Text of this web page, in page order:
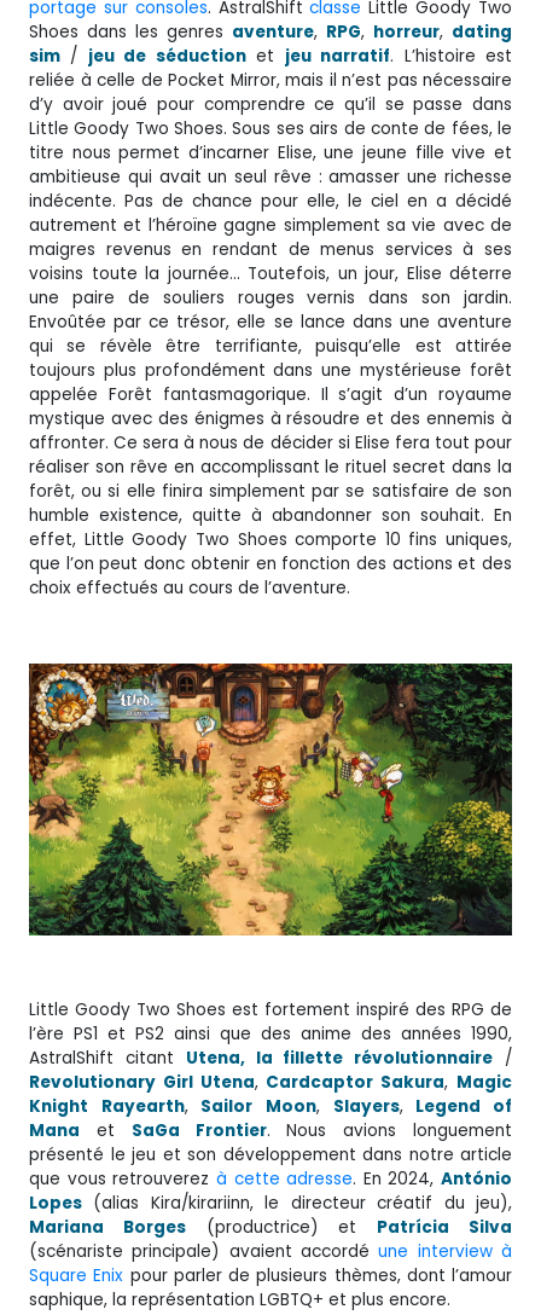
portage sur consoles. AstralShiftclasse Little Goody Two
Shoes dans les genres aventure, RPG, horreur, dating
sim / jeu de séductionet jeu narratif. L’histoire est
reliée à celle de Pocket Mirror, mais il n’est pas nécessaire
d’y avoir joué pour comprendre ce qu’il se passe dans
Little Goody Two Shoes. Sous ses airs de conte de fées, le
titre nous permet d’incarner Elise, une jeune fille vive et
ambitieuse qui avait un seul rêve : amasser une richesse
indécente. Pas de chance pour elle, le ciel en a décidé
autrement et l’héroïne gagne simplement sa vie avec de
maigres revenus en rendant de menus services à ses
voisins toute la journée… Toutefois, un jour, Elise déterre
une paire de souliers rouges vernis dans son jardin.
Envoûtée par ce trésor, elle se lance dans une aventure
qui se révèle être terrifiante, puisqu’elle est attirée
toujours plus profondément dans une mystérieuse forêt
appelée Forêt fantasmagorique. Il s’agit d’un royaume
mystique avec des énigmes à résoudre et des ennemis à
affronter. Ce sera à nous de décider si Elise fera tout pour
réaliser son rêve en accomplissant le rituel secret dans la
forêt, ou si elle finira simplement par se satisfaire de son
humble existence, quitte à abandonner son souhait. En
effet, Little Goody Two Shoes comporte 10 fins uniques,
que l’on peut donc obtenir en fonction des actions et des
choix effectués au cours de l’aventure.
Little Goody Two Shoes est fortement inspiré des RPG de
l’ère PS1 et PS2 ainsi que des anime des années 1990,
AstralShift citant Utena, la fillette révolutionnaire /
Revolutionary Girl Utena, Cardcaptor Sakura, Magic
Knight
Rayearth, Sailor Moon, Slayers, Legend of
Mana et SaGa Frontier. Nous avions longuement
présenté le jeu et son développement dans notre article
que vous retrouverez à cette adresse. En 2024, António
Lopes (alias Kira/kirariinn, le directeur créatif du jeu),
Mariana
Borges (productrice) et Patrícia
Silva
(scénariste principale) avaient accordéune interview à
Square Enix pour parler de plusieurs thèmes, dont l’amour
saphique, la représentation LGBTQ+ et plus encore.